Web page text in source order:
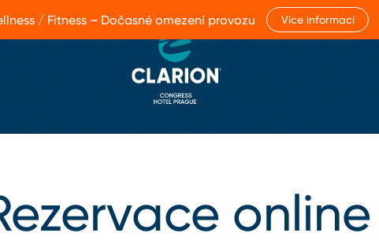
online
/ Fitness – Dočasné omezení provozu Více informací